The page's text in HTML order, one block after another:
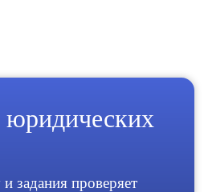
задания проверяет